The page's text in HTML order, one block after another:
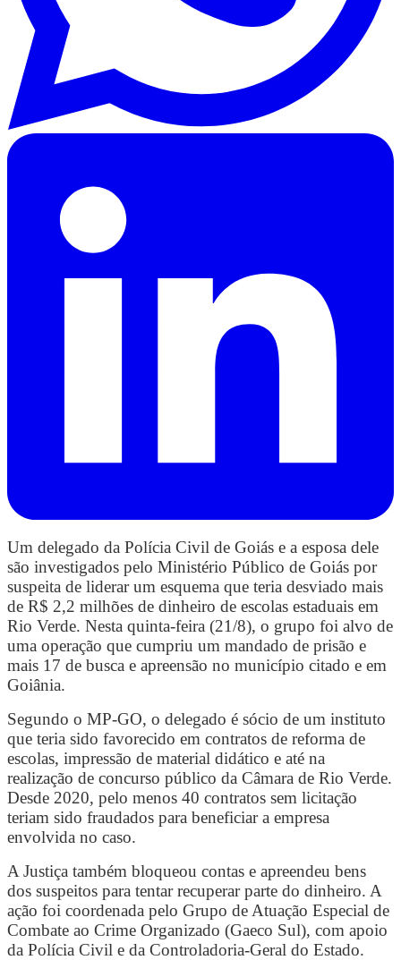
Um delegado da Polícia Civil de Goiás e a esposa dele
são investigados pelo Ministério Público de Goiás por
suspeita de liderar um esquema que teria desviado mais
de R$ 2,2 milhões de dinheiro de escolas estaduais em
Rio Verde. Nesta quinta-feira (21/8), o grupo foi alvo de
uma operação que cumpriu um mandado de prisão e
mais 17 de busca e apreensão no município citado e em
Goiânia.
Segundo o MP-GO, o delegado é sócio de um instituto
que teria sido favorecido em contratos de reforma de
escolas, impressão de material didático e até na
realização de concurso público da Câmara de Rio Verde.
Desde 2020, pelo menos 40 contratos sem licitação
teriam sido fraudados para beneficiar a empresa
envolvida no caso.
A Justiça também bloqueou contas e apreendeu bens
dos suspeitos para tentar recuperar parte do dinheiro. A
ação foi coordenada pelo Grupo de Atuação Especial de
Combate ao Crime Organizado (Gaeco Sul), com apoio
da Polícia Civil e da Controladoria-Geral do Estado.